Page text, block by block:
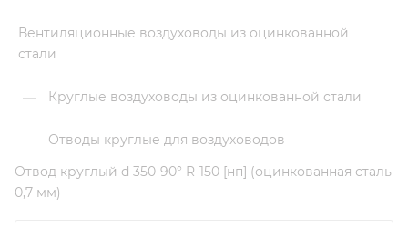
Вентиляционные воздуховоды из оцинкованной
стали
— Круглые воздуховоды из оцинкованной стали
— Отводы круглые для воздуховодов
—
Отвод круглый d 350-90° R-150 [нп] (оцинкованная сталь
0,7 мм)